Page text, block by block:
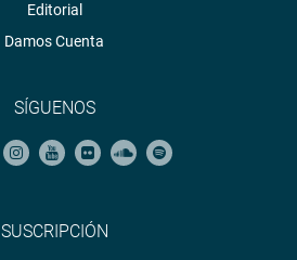
Editorial
Damos Cuenta
SÍGUENOS
SUSCRIPCIÓN